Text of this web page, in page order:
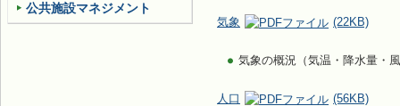
気象 (22KB)
気象の概況（気温・降水量・
人口 (56KB)
公共施設マネジメント